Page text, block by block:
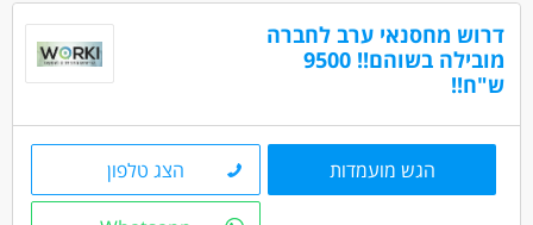
דרוש מחסנאי ערב לחברה
מובילה בשוהם!! 9500
ש"ח!!
הגש מועמדות הצג טלפון